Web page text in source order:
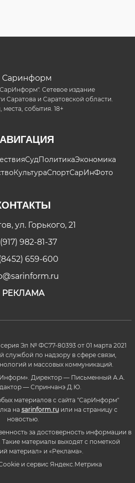
Сетевое издание
Саратова и Саратовской области.
места, события. 18+
СудПолитикаЭкономика
КультураСпортСарИнФото
ул. Горького, 21
982-81-37
659-600
РЕКЛАМА
Эл № ФС77-80393 от 01 марта 2021
службой по надзору в сфере связи,
и массовых коммуникаций.
Директор — Письменный А.А.
— Спринчанэ Д.Ю.
материалов с сайта "СарИнформ"
на sarinform.ruили на страницу с
новостью.
за достоверность информации в
материалы выходят с пометкой
материал» и «Реклама».
и сервиc Яндекс.Метрика